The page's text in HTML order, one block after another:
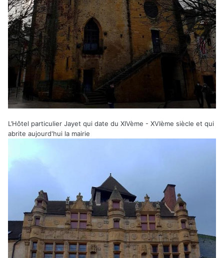
L’Hôtel particulier Jayet qui date du XIVème - XVIème siècle et qui
abrite aujourd'hui la mairie